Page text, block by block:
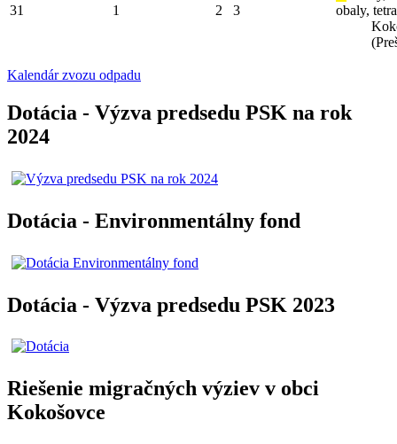
31 1 2 3
obaly,
Kalendár zvozu odpadu
Dotácia - Výzva predsedu PSK na rok
2024
Dotácia - Environmentálny fond
Dotácia - Výzva predsedu PSK 2023
Riešenie migračných výziev v obci
Kokošovce